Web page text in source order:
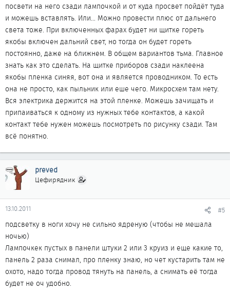
посвети на него сзади лампочкой и от куда просвет пойдёт туда
и можешь вставлять. Или... Можно провести плюс от дальнего
света тоже. При включенных фарах будет ни щитке гореть
якобы включен дальний свет, но тогда он будет гореть
постоянно, даже на ближнем. В общем вариантов тьма. Главное
знать как это сделать. На щитке приборов сзади наклеена
якобы пленка синяя, вот она и является проводником. То есть
она не просто, как пыльник или еше чего. Микросхем там нету.
Вся электрика держится на этой пленке. Можешь зачищать и
припаиваться к одному из нужных тебе контактов, а какой
контакт тебе нужен можешь посмотреть по рисунку сзади. Там
всё понятно.
preved
Цефирядник
13.10.2011 #5
подсветку в ноги хочу не сильно ядреную (чтобы не мешала
ночью)
Лампочкек пустых в панели штуки 2 или 3 круиз и еще какие то,
панель 2 раза снимал, про пленку знаю, но чет кустарить там не
охото, надо тогда провод тянуть на панель, а снимать её тогда
будет не оч удобно.